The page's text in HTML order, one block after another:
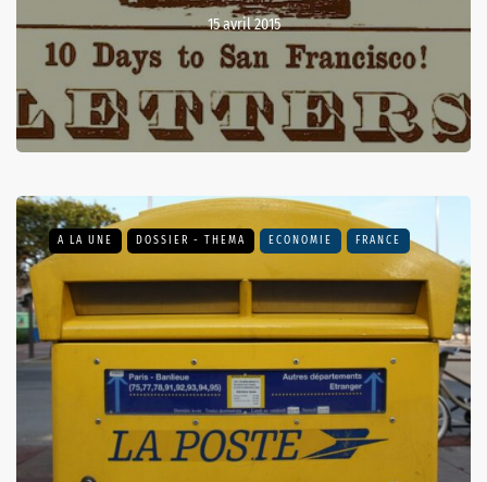
15 avril 2015
A LA UNE DOSSIER - THEMA ECONOMIE FRANCE